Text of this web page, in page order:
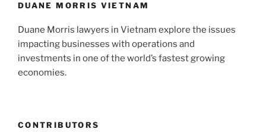
DUANE MORRIS VIETNAM
Duane Morris lawyers in Vietnam explore the issues
impacting businesses with operations and
investments in one of the world’s fastest growing
economies.
CONTRIBUTORS